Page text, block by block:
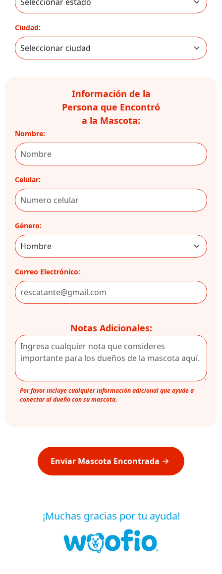
Ciudad:
Información de la
Persona que Encontró
a la Mascota:
Nombre:
Celular:
Género:
Correo Electrónico:
Notas Adicionales:
Por favor incluye cualquier información adicional que ayude a
conectar al dueño con su mascota.
Enviar Mascota Encontrada
¡Muchas gracias por tu ayuda!